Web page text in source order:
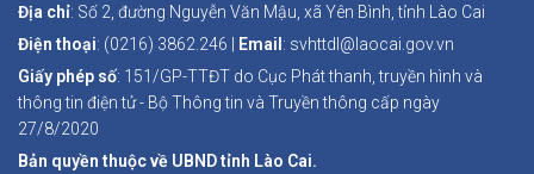
Địa chỉ: Số 2, đường Nguyễn Văn Mậu, xã Yên Bình, tỉnh Lào Cai
Điện thoại: (0216) 3862.246 | Email: svhttdl@laocai.gov.vn
Giấy phép số: 151/GP-TTĐT do Cục Phát thanh, truyền hình và
thông tin điện tử - Bộ Thông tin và Truyền thông cấp ngày
27/8/2020
Bản quyền thuộc về UBND tỉnh Lào Cai.